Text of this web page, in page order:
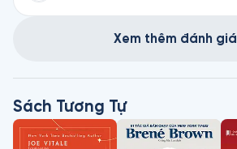
Xem thêm đánh giá
Sách Tương Tự